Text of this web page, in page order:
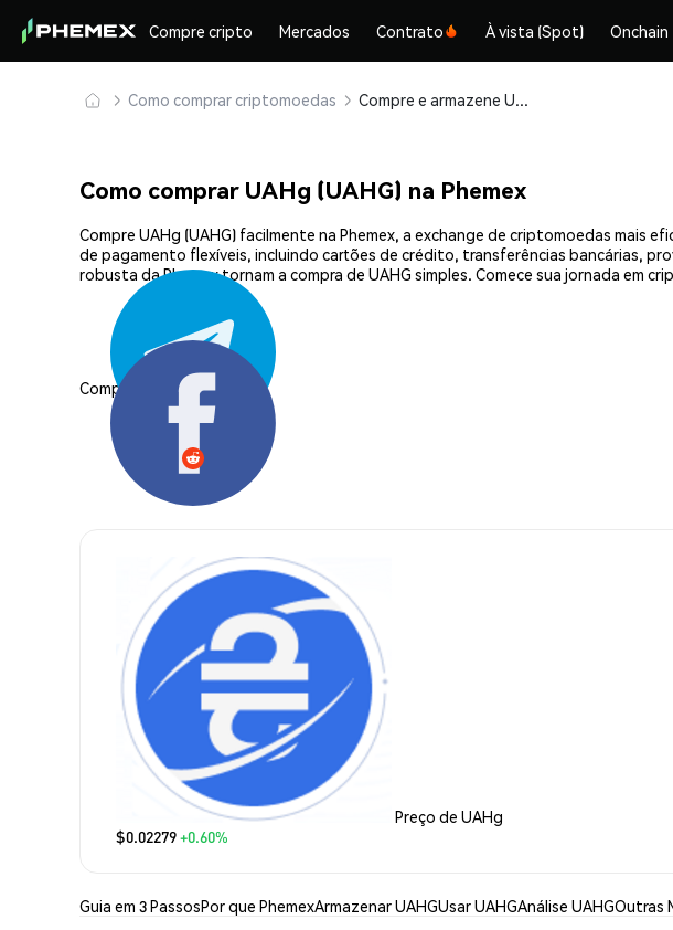
Compre cripto Mercados Contrato À vista (Spot) Onchain
Como comprar criptomoedas Compre e armazene UAHg (UAHG) com segurança
Como comprar UAHg (UAHG) na Phemex
Compre UAHg (UAHG) facilmente na Phemex, a exchange de criptomoedas
de pagamento flexíveis, incluindo cartões de crédito, transferências bancárias,
robusta da Phemex tornam a compra de UAHG simples. Comece sua jornada em
Compartilhar:
Preço de UAHg
$0.02279+0.60%
Guia em 3 PassosPor que PhemexArmazenar UAHGUsar UAHGAnálise UAHGOutras